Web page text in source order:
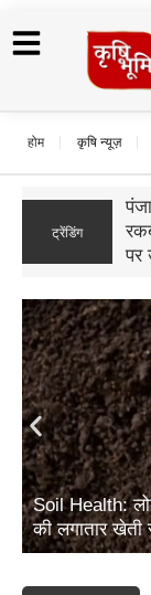
होम कृषि न्यूज़
ट्रेंडिंग
7
Soil Health:
की लगातार खेती